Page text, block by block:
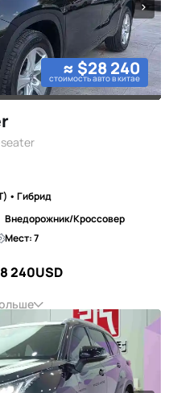
≈ $28 240
стоимость авто в китае
seater
• Гибрид
Внедорожник/Кроссовер
Мест: 7
240USD